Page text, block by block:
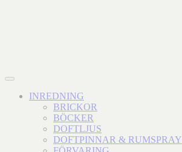
INREDNING
BRICKOR
BÖCKER
DOFTLJUS
DOFTPINNAR & RUMSPRAY